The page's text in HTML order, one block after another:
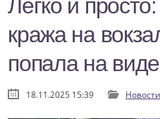
Легко и
кража на
попала на
18.11.2025 15:39